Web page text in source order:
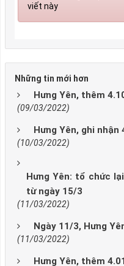
viết này
Những tin mới hơn
Hưng Yên, thêm
(09/03/2022)
Hưng Yên, ghi
(10/03/2022)
Hưng Yên: tổ chức
từ ngày 15/3
(11/03/2022)
Ngày 11/3, Hưng
(11/03/2022)
Hưng Yên, thêm